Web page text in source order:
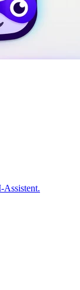
Assistent.